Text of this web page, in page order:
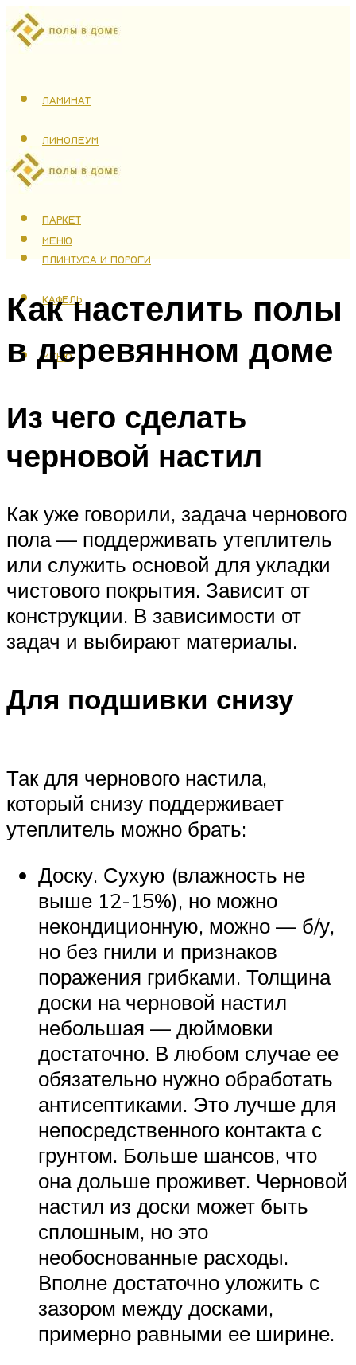
ЛАМИНАТ
ЛИНОЛЕУМ
ТЕПЛЫЙ ПОЛ
ПАРКЕТ
ПЛИНТУСА И ПОРОГИ
КАФЕЛЬ
МЕНЮ
МЕНЮ
Как настелить полы
в деревянном доме
Из чего сделать
черновой настил
Как уже говорили, задача чернового
пола — поддерживать утеплитель
или служить основой для укладки
чистового покрытия. Зависит от
конструкции. В зависимости от
задач и выбирают материалы.
Для подшивки снизу
Так для чернового настила,
который снизу поддерживает
утеплитель можно брать:
Доску. Сухую (влажность не
выше 12-15%), но можно
некондиционную, можно — б/у,
но без гнили и признаков
поражения грибками. Толщина
доски на черновой настил
небольшая — дюймовки
достаточно. В любом случае ее
обязательно нужно обработать
антисептиками. Это лучше для
непосредственного контакта с
грунтом. Больше шансов, что
она дольше проживет. Черновой
настил из доски может быть
сплошным, но это
необоснованные расходы.
Вполне достаточно уложить с
зазором между досками,
примерно равными ее ширине.